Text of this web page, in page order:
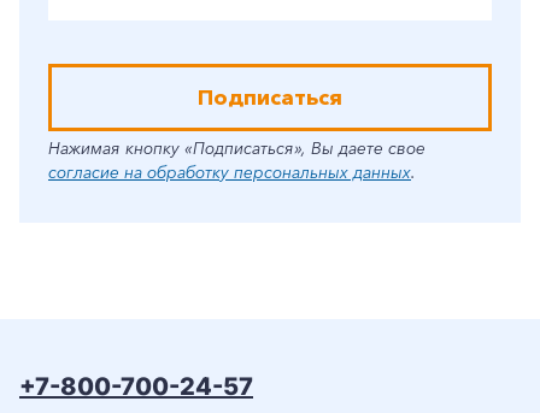
Подписаться
Нажимая кнопку «Подписаться», Вы даете свое
согласие на обработку персональных данных.
+7-800-700-24-57